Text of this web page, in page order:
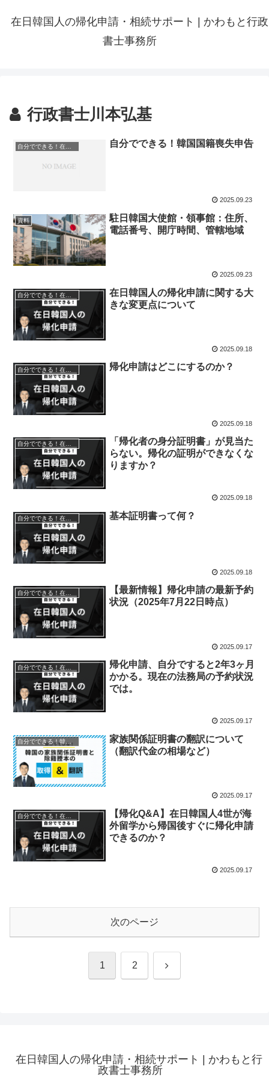
在日韓国人の帰化申請・相続サポート | かわもと行政
書士事務所
行政書士川本弘基
自分でできる！韓国国籍喪失申告
2025.09.23
資料
駐日韓国大使館・領事館：住所、
電話番号、開庁時間、管轄地域
2025.09.23
自分でできる！在日韓国人の帰化申請
在日韓国人の帰化申請に関する大
きな変更点について
2025.09.18
自分でできる！在日韓国人の帰化申請 帰化申請はどこにするのか？
2025.09.18
自分でできる！在日韓国人の帰化申請
「帰化者の身分証明書」が見当た
らない。帰化の証明ができなくな
りますか？
2025.09.18
自分でできる！在日韓国人の帰化申請 基本証明書って何？
2025.09.18
自分でできる！在日韓国人の帰化申請
【最新情報】帰化申請の最新予約
状況（2025年7月22日時点）
2025.09.17
自分でできる！在日韓国人の帰化申請
帰化申請、自分ですると2年3ヶ月
かかる。現在の法務局の予約状況
では。
2025.09.17
自分でできる！韓国家族関係証明書・除籍謄本の取得翻訳
家族関係証明書の翻訳について
（翻訳代金の相場など）
2025.09.17
自分でできる！在日韓国人の帰化申請
【帰化Q&A】在日韓国人4世が海
外留学から帰国後すぐに帰化申請
できるのか？
2025.09.17
次のページ
1 2 次
在日韓国人の帰化申請・相続サポート | かわもと行
政書士事務所